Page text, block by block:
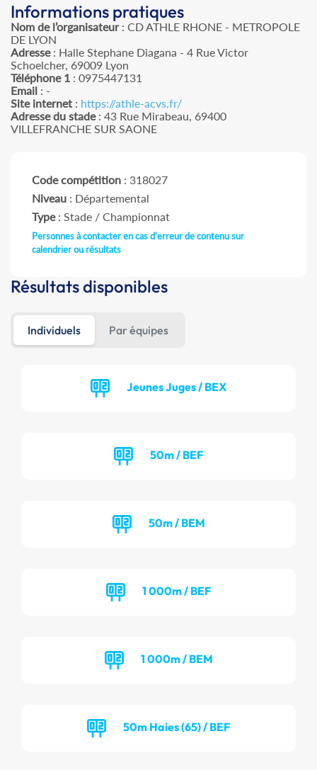
Informations pratiques
Nom de l’organisateur: CD ATHLE RHONE - METROPOLE
DE LYON
Adresse: Halle Stephane Diagana - 4 Rue Victor
Schoelcher, 69009 Lyon
Téléphone 1 : 0975447131
Email : -
Site internet : https://athle-acvs.fr/
Adresse du stade: 43 Rue Mirabeau, 69400
VILLEFRANCHE SUR SAONE
Code compétition : 318027
Niveau : Départemental
Type: Stade / Championnat
Personnes à contacter en cas d'erreur de contenu sur
calendrier ou résultats
Résultats disponibles
Individuels Par équipes
Jeunes Juges / BEX
50m / BEF
50m / BEM
1 000m / BEF
1 000m / BEM
50m Haies (65) / BEF